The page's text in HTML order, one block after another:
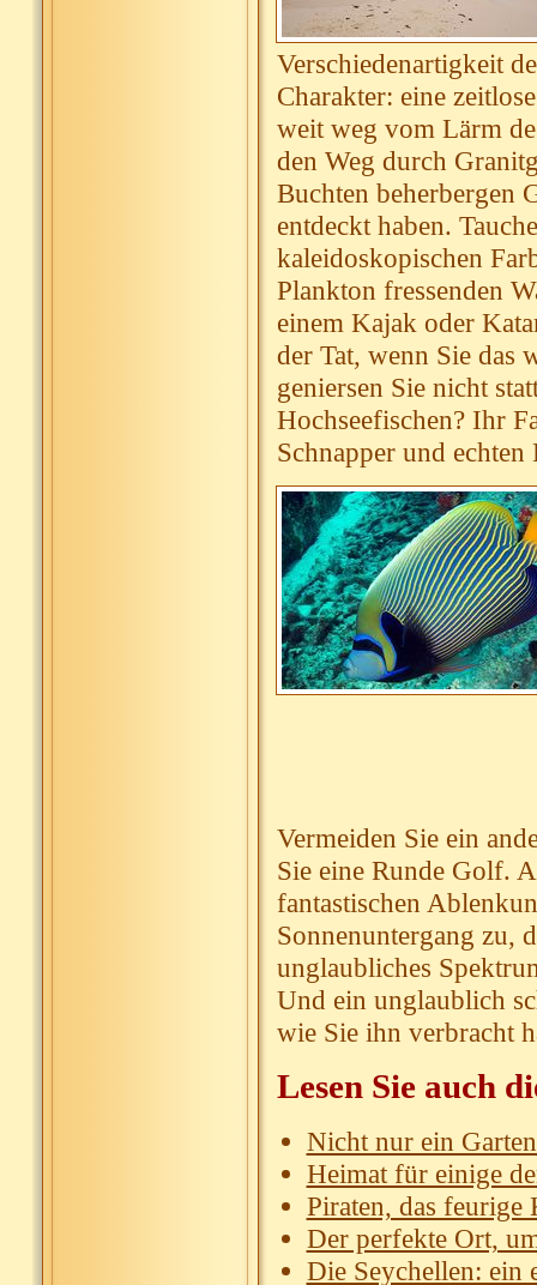
Verschiedenartigkeit
Charakter: eine
weit weg vom Lärm
den Weg durch
Buchten beherbergen
entdeckt haben.
kaleidoskopischen
Plankton fressenden
einem Kajak oder
der Tat, wenn Sie das
geniersen Sie nicht
Hochseefischen? Ihr
Schnapper und
Vermeiden Sie ein
Sie eine Runde Golf.
fantastischen
Sonnenuntergang zu,
unglaubliches
Und ein unglaublich
wie Sie ihn verbracht
Lesen Sie auch
Nicht nur ein
Heimat für einige
Piraten, das
Der perfekte Ort,
Die Seychellen: ein